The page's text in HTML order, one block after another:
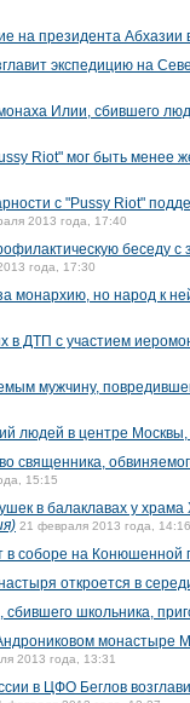
на президента Абхазии
экспедицию на
Илии, сбившего
Riot" мог быть
с "Pussy Riot"
2013 года, 17:40
беседу
года, 17:30
монархию, но народ к
в ДТП с участием
мужчину,
людей в центре Москвы,
священника,
15:15
в балаклавах у
21 февраля 2013 года, 14:16
в соборе на Конюшенной
откроется в
сбившего школьника,
монастыре
2013 года, 13:31
в ЦФО Беглов